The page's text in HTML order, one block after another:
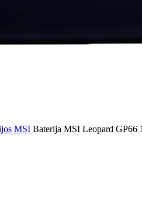
MSI Baterija MSI Leopard GP66